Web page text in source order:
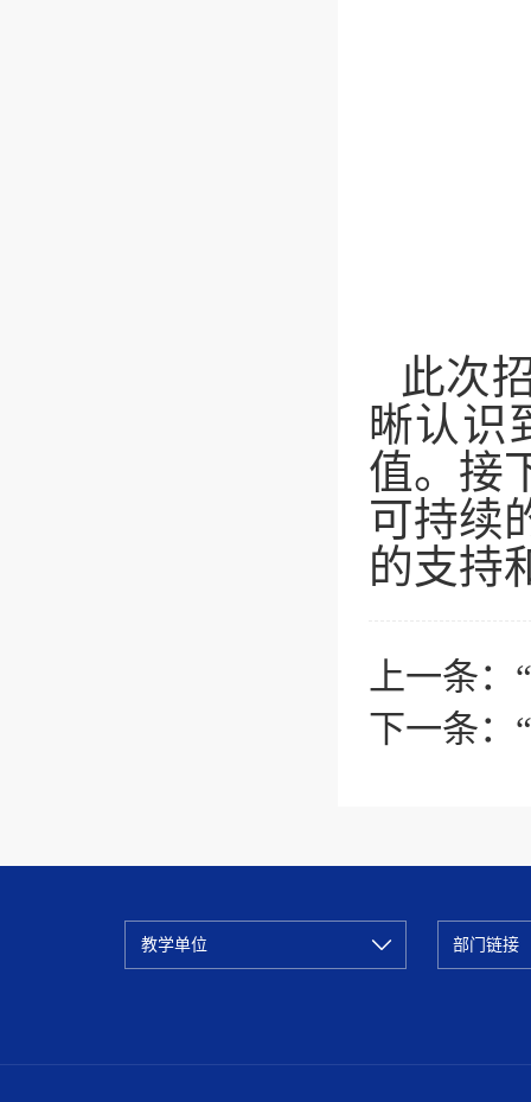
此次
晰认识
值。接
可持续
的支持
上一条：
下一条：
教学单位 部门链接